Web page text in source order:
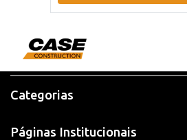
Categorias
Páginas Institucionais